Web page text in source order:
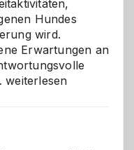
Hundes
wird.
Erwartungen an
Betreuung
weiterlesen